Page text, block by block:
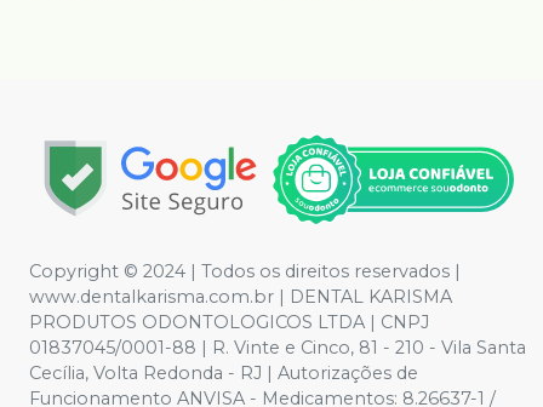
Copyright © 2024 | Todos os direitos reservados |
www.dentalkarisma.com.br | DENTAL KARISMA
PRODUTOS ODONTOLOGICOS LTDA | CNPJ
01837045/0001-88 | R. Vinte e Cinco, 81 - 210 - Vila Santa
Cecília, Volta Redonda - RJ | Autorizações de
Funcionamento ANVISA - Medicamentos: 8.26637-1 /